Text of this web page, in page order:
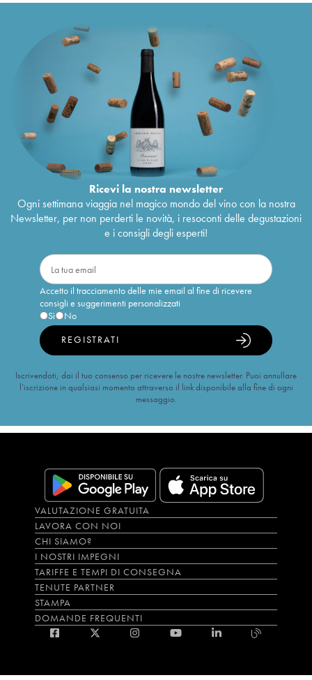
Ricevi la nostra newsletter
Ogni settimana viaggia nel magico mondo del vino con la nostra
Newsletter, per non perderti le novità, i resoconti delle degustazioni
e i consigli degli esperti!
Accetto il tracciamento delle mie email al fine di ricevere
consigli e suggerimenti personalizzati
Sì
No
REGISTRATI
Iscrivendoti, dai il tuo consenso per ricevere le nostre newsletter. Puoi annullare
l’iscrizione in qualsiasi momento attraverso il link disponibile alla fine di ogni
messaggio.
VALUTAZIONE GRATUITA
LAVORA CON NOI
CHI SIAMO?
I NOSTRI IMPEGNI
TARIFFE E TEMPI DI CONSEGNA
TENUTE PARTNER
STAMPA
DOMANDE FREQUENTI